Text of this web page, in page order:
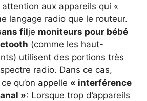
aux appareils qui «
langage radio que le routeur.
filje moniteurs pour bébé
(comme les haut-
utilisent des portions très
radio. Dans ce cas,
qu’on appelle « interférence
»: Lorsque trop d’appareils